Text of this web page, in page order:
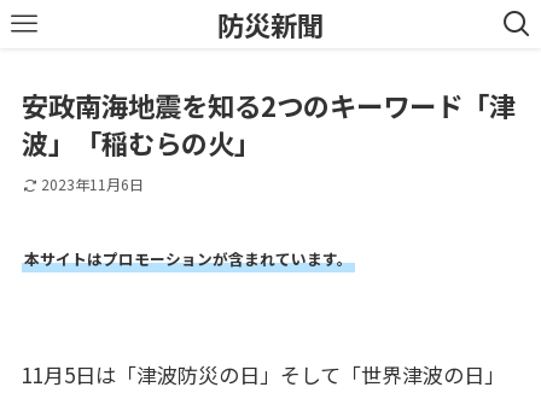
防災新聞
安政南海地震を知る2つのキーワード「津
波」「稲むらの火」
2023年11月6日
本サイトはプロモーションが含まれています。
11月5日は「津波防災の日」そして「世界津波の日」